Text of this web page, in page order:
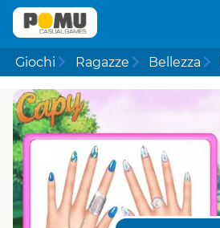
Giochi Ragazze Bellezza